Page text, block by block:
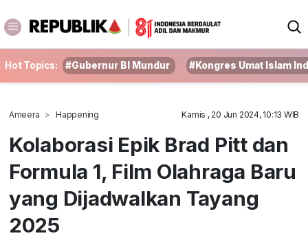
Hot Topics: #Gubernur BI Mundur #Kongres Umat Islam
Ameera Happening Kamis , 20 Jun 2024, 10:13 WIB
Kolaborasi Epik Brad Pitt dan
Formula 1, Film Olahraga Baru
yang Dijadwalkan Tayang
2025